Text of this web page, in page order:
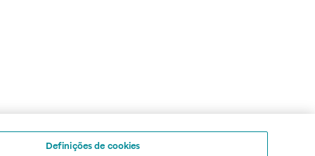
Definições de cookies